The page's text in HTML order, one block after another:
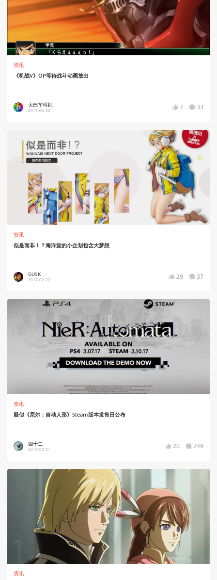
资讯
《机战V》OP等待战斗动画放出
大巴车司机
2017-02-22 7 33
资讯
似是而非！？海洋堂的小企划包含大梦想
DUSK
2017-02-22 29 37
资讯
疑似《尼尔：自动人形》Steam版本发售日公布
四十二
2017-02-21 20 249
资讯